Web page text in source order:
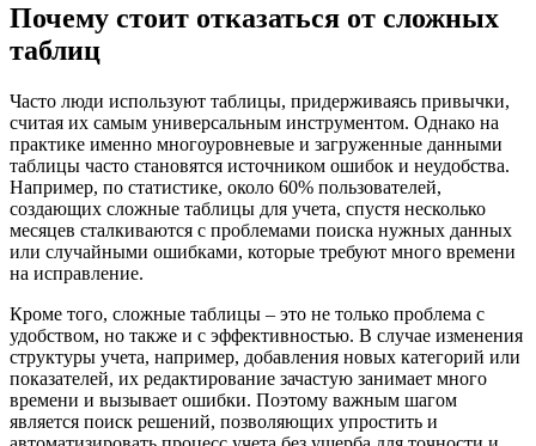
Почему стоит отказаться от сложных
таблиц
Часто люди используют таблицы, придерживаясь привычки,
считая их самым универсальным инструментом. Однако на
практике именно многоуровневые и загруженные данными
таблицы часто становятся источником ошибок и неудобства.
Например, по статистике, около 60% пользователей,
создающих сложные таблицы для учета, спустя несколько
месяцев сталкиваются с проблемами поиска нужных данных
или случайными ошибками, которые требуют много времени
на исправление.
Кроме того, сложные таблицы – это не только проблема с
удобством, но также и с эффективностью. В случае изменения
структуры учета, например, добавления новых категорий или
показателей, их редактирование зачастую занимает много
времени и вызывает ошибки. Поэтому важным шагом
является поиск решений, позволяющих упростить и